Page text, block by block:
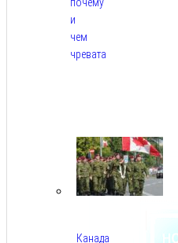
почему
и
чем
чревата
Канада